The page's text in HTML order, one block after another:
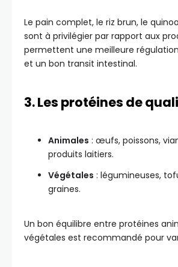
Le pain complet, le riz brun, le
sont à privilégier par rapport aux
permettent une meilleure
et un bon transit intestinal.
3. Les protéines de
Animales : œufs, poissons,
produits laitiers.
Végétales : légumineuses,
graines.
Un bon équilibre entre protéines
végétales est recommandé pour